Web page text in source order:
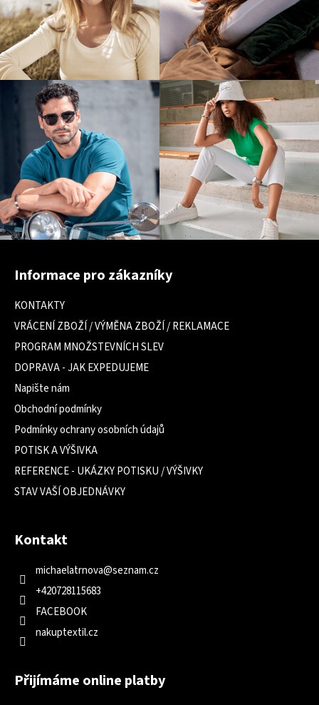
Z
Informace pro zákazníky
KONTAKTY
VRÁCENÍ ZBOŽÍ / VÝMĚNA ZBOŽÍ / REKLAMACE
PROGRAM MNOŽSTEVNÍCH SLEV
DOPRAVA - JAK EXPEDUJEME
Napište nám
Obchodní podmínky
Podmínky ochrany osobních údajů
POTISK A VÝŠIVKA
REFERENCE - UKÁZKY POTISKU / VÝŠIVKY
STAV VAŠÍ OBJEDNÁVKY
Kontakt
michaelatrnova@seznam.cz
+420728115683
FACEBOOK
nakuptextil.cz
Přijímáme online platby